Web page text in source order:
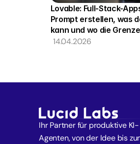
Lovable: Full-Stack-
Prompt erstellen, was
kann und wo die
14.04.2026
Ihr Partner für produktive KI-
Agenten, von der Idee bis